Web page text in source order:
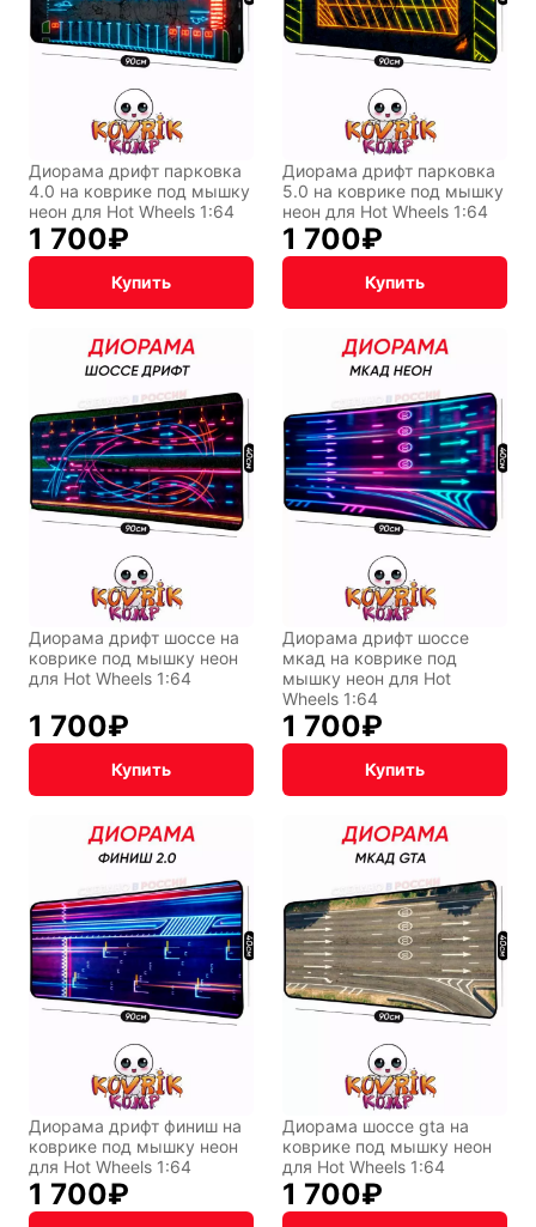
Диорама дрифт парковка
4.0 на коврике под мышку
неон для Hot Wheels 1:64
1 700₽
Купить
Диорама дрифт парковка
5.0 на коврике под мышку
неон для Hot Wheels 1:64
1 700₽
Купить
Диорама дрифт шоссе на
коврике под мышку неон
для Hot Wheels 1:64
1 700₽
Купить
Диорама дрифт шоссе
мкад на коврике под
мышку неон для Hot
Wheels 1:64
1 700₽
Купить
Диорама дрифт финиш на
коврике под мышку неон
для Hot Wheels 1:64
1 700₽
Диорама шоссе gta на
коврике под мышку неон
для Hot Wheels 1:64
1 700₽
Восточный
Кудряшка
INariArt Разное
По мотивам
игр
CHERVONNYI
BadStory
СССР Аниме
Транспорт Абстракция
Фентези Космос
Мистика Дарк NET
Подарочная
упаковка
Текущий:Колумбус